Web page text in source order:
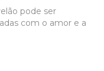
pode ser
com o amor e a